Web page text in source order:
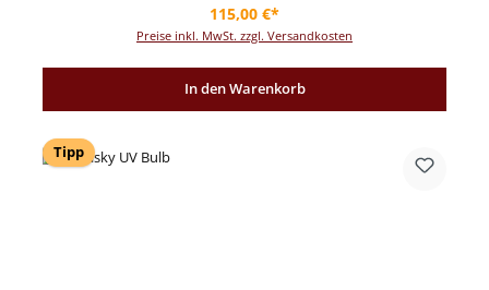
Regulärer Preis:
115,00 €*
Preise inkl. MwSt. zzgl. Versandkosten
In den Warenkorb
Tipp